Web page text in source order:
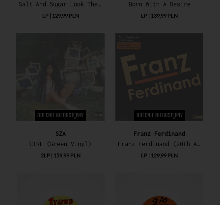
Salt And Sugar Look The Same
LP | 129,99 PLN
Born With A Desire
LP | 139,99 PLN
OBECNIE NIEDOSTĘPNY
SZA
CTRL (Green Vinyl)
2LP | 159,99 PLN
OBECNIE NIEDOSTĘPNY
Franz Ferdinand
Franz Ferdinand (20th Anniversary Edition)
LP | 129,99 PLN